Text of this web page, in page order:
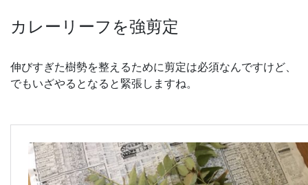
カレーリーフを強剪定
伸びすぎた樹勢を整えるために剪定は必須なんですけど、
でもいざやるとなると緊張しますね。